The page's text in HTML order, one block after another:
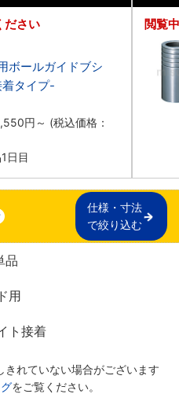
ださい
ボールガイドブシ
タイプ-
円 ～ (税込価格：
日目
閲覧
仕様・寸法
で絞り込む
品
用
ト接着
れていない場合がございます
をご覧ください。